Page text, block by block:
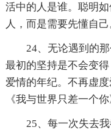
活中的人是谁。聪明
人，而是需要先懂自
24、无论遇到的
最初的坚持是不会变
爱情的年纪。不再虚
《我与世界只差一个你
25、每一次失去